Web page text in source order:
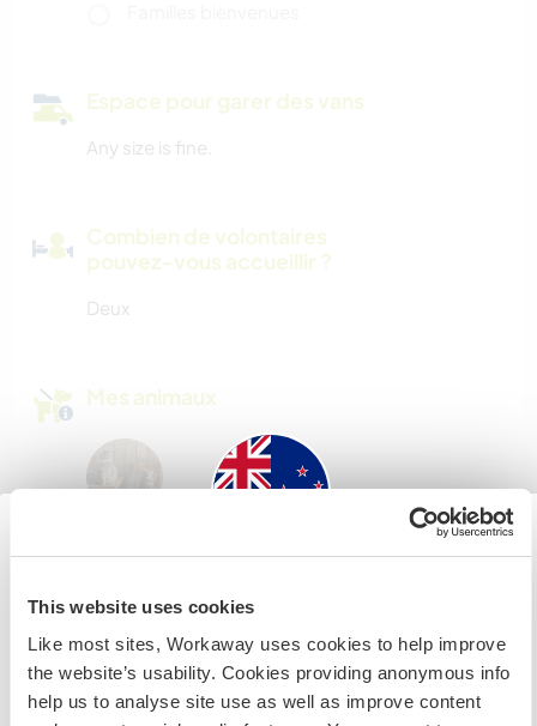
This website uses cookies
Like most sites, Workaway uses cookies to help improve
the website’s usability. Cookies providing anonymous info
help us to analyse site use as well as improve content
Espace pour garer des vans
Any size is fine.
Combien de volontaires
pouvez-vous accueillir ?
Deux
Mes animaux
N° de référence hôte : 16423238694a
Sécurité du site
Si vous n’êtes ni citoyen australien ni citoyen
néozélandais et avez l'intention de travailler, faire du
volontariat ou étudier lors de votre visite, VOUS AUREZ